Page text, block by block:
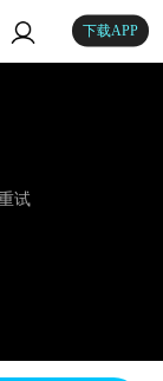
下载APP
试